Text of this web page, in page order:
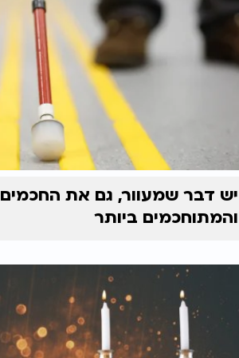
יש דבר שמעוור, גם את החכמים
והמתוחכמים ביותר